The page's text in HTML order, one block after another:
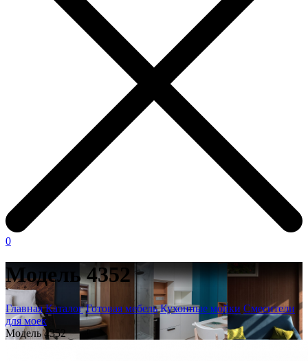
0
Модель 4352
Главная Каталог Готовая мебель Кухонные мойки Смесители
для моек
Модель 4352